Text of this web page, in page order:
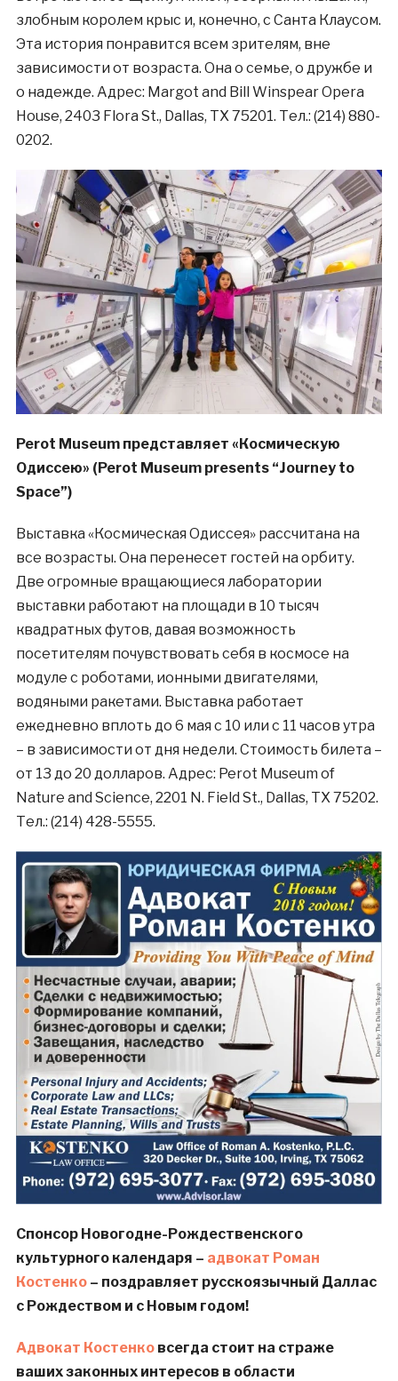
злобным королем крыс и, конечно, с Санта Клаусом.
Эта история понравится всем зрителям, вне
зависимости от возраста. Она о семье, о дружбе и
о надежде. Адрес: Margot and Bill Winspear Opera
House, 2403 Flora St., Dallas, TX 75201. Тел.: (214) 880-
0202.
Perot Museum представляет «Космическую
Одиссею» (Perot Museum presents “Journey to
Space”)
Выставка «Космическая Одиссея» рассчитана на
все возрасты. Она перенесет гостей на орбиту.
Две огромные вращающиеся лаборатории
выставки работают на площади в 10 тысяч
квадратных футов, давая возможность
посетителям почувствовать себя в космосе на
модуле с роботами, ионными двигателями,
водяными ракетами. Выставка работает
ежедневно вплоть до 6 мая с 10 или с 11 часов утра
– в зависимости от дня недели. Стоимость билета –
от 13 до 20 долларов. Адрес: Perot Museum of
Nature and Science, 2201 N. Field St., Dallas, TX 75202.
Тел.: (214) 428-5555.
Спонсор Новогодне-Рождественского
культурного календаря – адвокат Роман
Костенко– поздравляет русскоязычный Даллас
с Рождеством и с Новым годом!
Адвокат Костенковсегда стоит на страже
ваших законных интересов в области